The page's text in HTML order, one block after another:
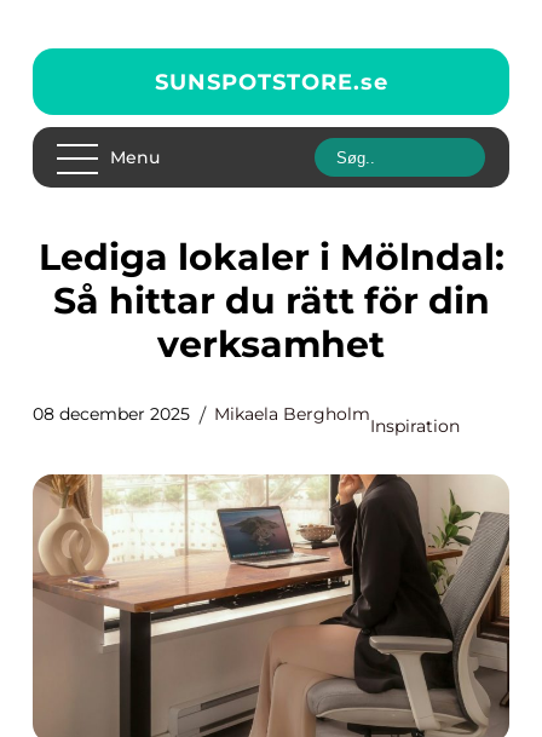
SUNSPOTSTORE.se
Menu
Lediga lokaler i Mölndal:
Så hittar du rätt för din
verksamhet
08 december 2025 Mikaela Bergholm
Inspiration